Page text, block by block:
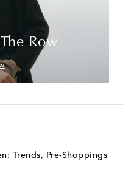
Row
Trends, Pre-Shoppings